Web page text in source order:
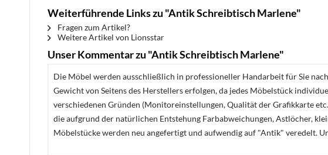
Weiterführende Links zu "Antik Schreibtisch Marlene"
Fragen zum Artikel?
Weitere Artikel von Lionsstar
Unser Kommentar zu "Antik Schreibtisch Marlene"
Die Möbel werden ausschließlich in professioneller Handarbeit für Sie
Gewicht von Seitens des Herstellers erfolgen, da jedes Möbelstück
verschiedenen Gründen (Monitoreinstellungen, Qualität der Grafikkarte
die aufgrund der natürlichen Entstehung Farbabweichungen, Astlöcher,
Möbelstücke werden neu angefertigt und aufwendig auf "Antik" veredelt.